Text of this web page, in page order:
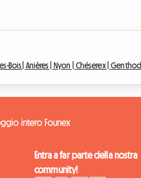
Bois | Anières | Nyon | Chéserex | Genthod
intero Founex
Entra a far parte della nostra
community!